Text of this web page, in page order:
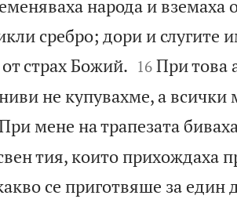
народа и вземаха
сребро; дори и слугите
страх Божий.
16 При това
не купувахме, а всички
мене на трапезата
тия, които прихождаха
се приготвяше за един